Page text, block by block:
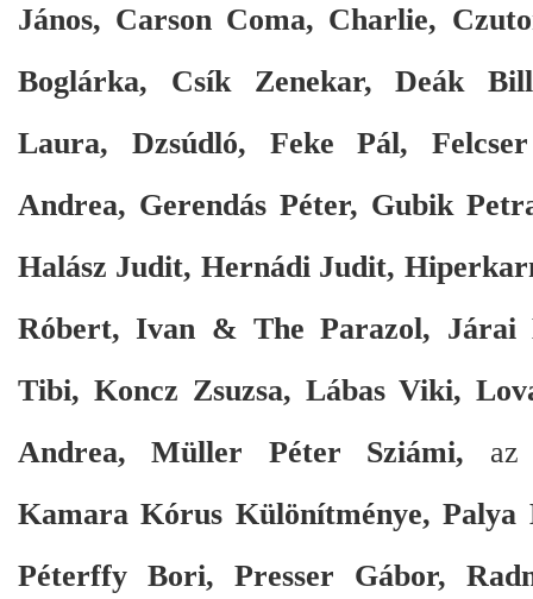
János, Carson Coma, Charlie,
Boglárka, Csík Zenekar, Deák
Laura, Dzsúdló, Feke Pál,
Andrea, Gerendás Péter, Gubik
Halász Judit, Hernádi Judit,
Róbert, Ivan & The Parazol,
Tibi, Koncz Zsuzsa, Lábas Viki,
Andrea, Müller Péter Sziámi, az
Kamara Kórus Különítménye, Palya
Péterffy Bori, Presser Gábor,